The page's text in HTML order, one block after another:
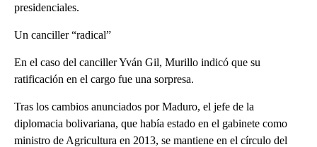
presidenciales.
Un canciller “radical”
En el caso del canciller Yván Gil, Murillo indicó que su
ratificación en el cargo fue una sorpresa.
Tras los cambios anunciados por Maduro, el jefe de la
diplomacia bolivariana, que había estado en el gabinete como
ministro de Agricultura en 2013, se mantiene en el círculo del